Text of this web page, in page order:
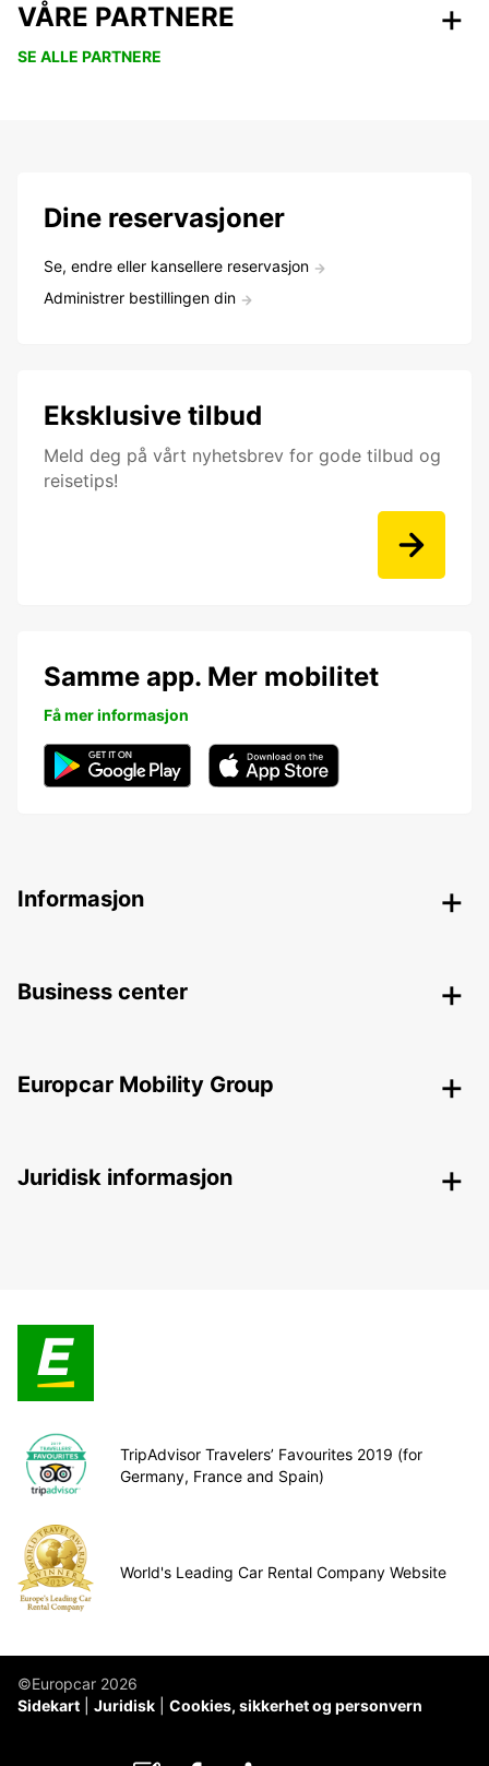
VÅRE PARTNERE
SE ALLE PARTNERE
Dine reservasjoner
Se, endre eller kansellere reservasjon
Administrer bestillingen din
Eksklusive tilbud
Meld deg på vårt nyhetsbrev for gode tilbud og
reisetips!
Samme app. Mer mobilitet
Få mer informasjon
Informasjon
Business center
Europcar Mobility Group
Juridisk informasjon
TripAdvisor Travelers’ Favourites 2019 (for
Germany, France and Spain)
World's Leading Car Rental Company Website
©Europcar 2026
Sidekart
Juridisk Cookies, sikkerhet og personvern